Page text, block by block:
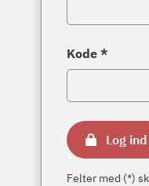
Kode *
Log ind
Felter med (*)